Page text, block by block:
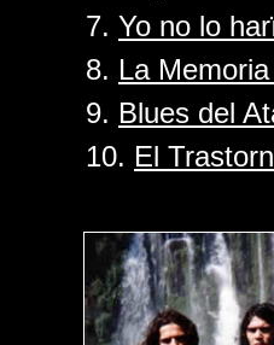
7. Yo no lo
8. La
9. Blues del
10. El